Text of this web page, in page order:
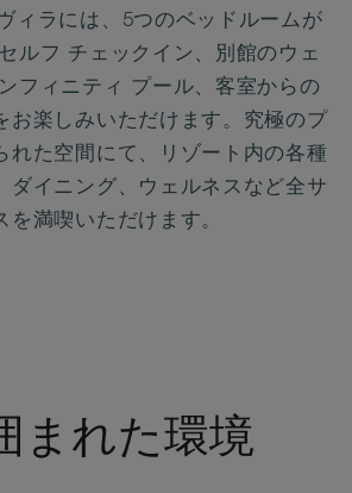
ィラには、5つのベッドルームが
ルフ チェックイン、別館のウェ
フィニティ プール、客室からの
お楽しみいただけます。究極のプ
れた空間にて、リゾート内の各種
ダイニング、ウェルネスなど全サ
を満喫いただけます。
まれた環境